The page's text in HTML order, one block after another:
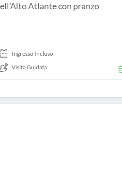
Atlante con pranzo
Ingresso Incluso
Visita Guidata